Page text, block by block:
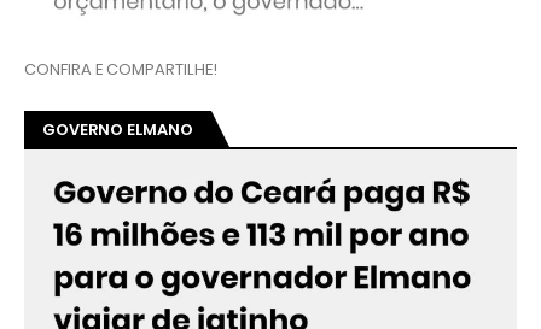
CONFIRA E COMPARTILHE!
GOVERNO ELMANO